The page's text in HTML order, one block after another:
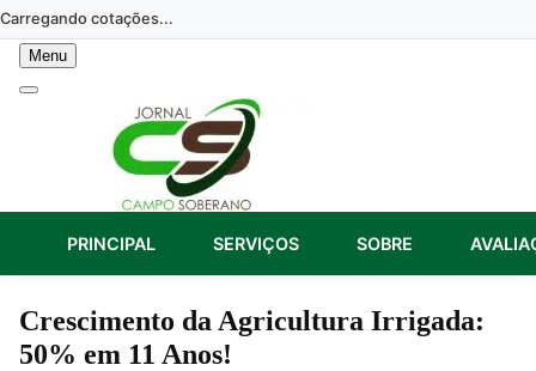
Skip
to
content
Carregando cotações...
Menu
PRINCIPAL SERVIÇOS SOBRE
Crescimento da Agricultura Irrigada:
50% em 11 Anos!